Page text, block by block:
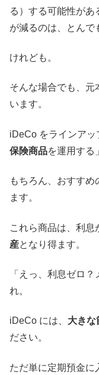
る）する可能性があ
が減るのは、とんで
けれども。
そんな場合でも、元
います。
iDeCo をラインアッ
保険商品を運用する
もちろん、おすすめ
ます。
これら商品は、利息
産となり得ます。
「えっ、利息ゼロ
れ。
iDeCo には、 大きな
ださい。
ただ単に定期預金に